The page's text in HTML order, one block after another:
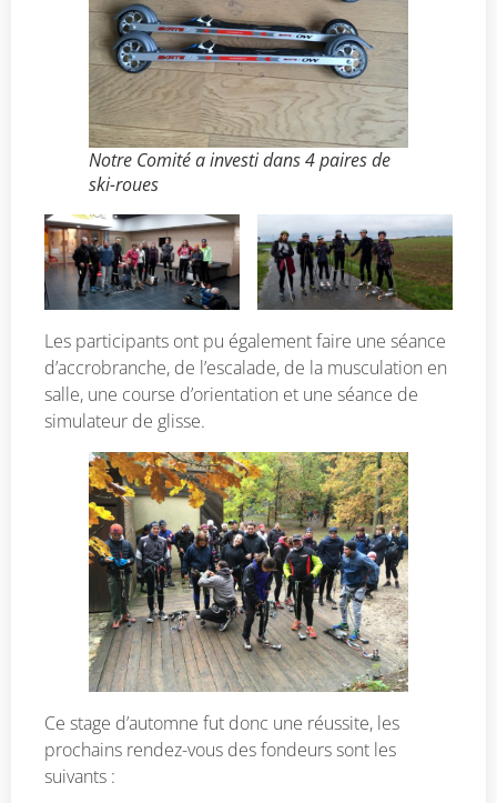
Notre Comité a investi dans 4 paires de
ski-roues
Les participants ont pu également faire une séance
d’accrobranche, de l’escalade, de la musculation en
salle, une course d’orientation et une séance de
simulateur de glisse.
Ce stage d’automne fut donc une réussite, les
prochains rendez-vous des fondeurs sont les
suivants :